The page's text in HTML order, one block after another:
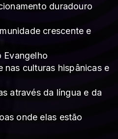
duradouro
crescente e
Evangelho
nas culturas hispânicas e
através da língua e da
onde elas estão